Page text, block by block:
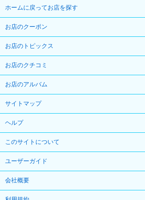
ホームに戻ってお店を探す
お店のクーポン
お店のトピックス
お店のクチコミ
お店のアルバム
サイトマップ
ヘルプ
このサイトについて
ユーザーガイド
会社概要